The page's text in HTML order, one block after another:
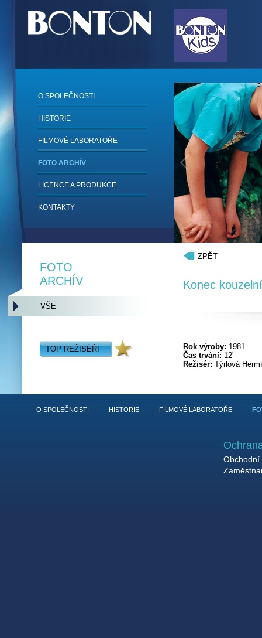
1/6
O SPOLEČNOSTI
HISTORIE
FILMOVÉ LABORATOŘE
FOTO ARCHÍV
LICENCE A PRODUKCE
KONTAKTY
ZPĚT
Konec
Rok výroby: 1981
Čas trvání: 12'
Režisér: Týrlová
FOTO
ARCHÍV
VŠE
TOP REŽISÉŘI
O SPOLEČNOSTI HISTORIE FILMOVÉ LABORATOŘE
Obchodní